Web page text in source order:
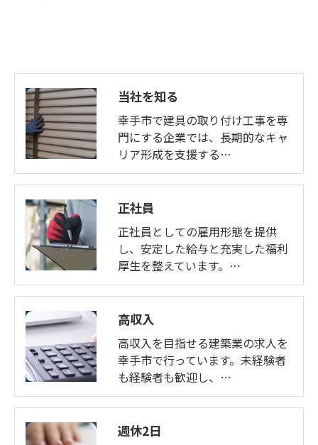
当社を知る
幸手市で建具の取り付け工事を専
門にする企業では、長期的なキャ
リア形成を支援する…
正社員
正社員としての雇用形態を提供
し、安定した給与と充実した福利
厚生を整えています。…
高収入
高収入を目指せる建築業の求人を
幸手市で行っています。未経験者
も経験者も歓迎し、…
週休2日